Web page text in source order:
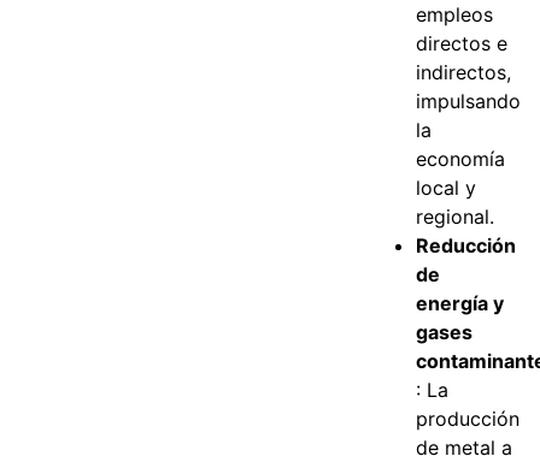
empleos
directos e
indirectos,
impulsando
la
economía
local y
regional.
Reducción
de
energía y
gases
: La
producción
de metal a